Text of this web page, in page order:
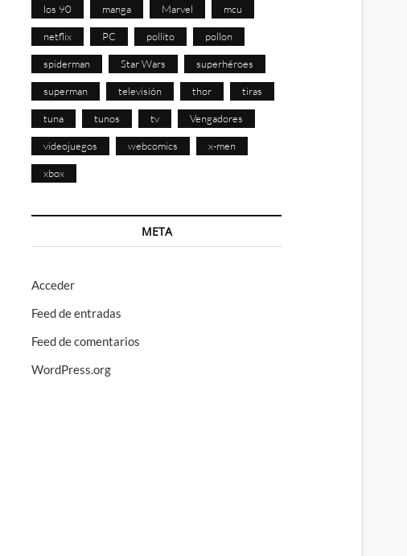
los 90 manga Marvel mcu
netflix PC pollito pollon
spiderman Star Wars superhéroes
superman televisión thor tiras
tuna tunos tv Vengadores
videojuegos webcomics x-men
xbox
META
Acceder
Feed de entradas
Feed de comentarios
WordPress.org